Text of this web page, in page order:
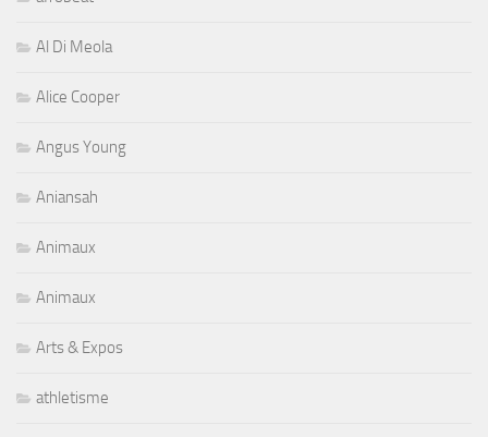
Al Di Meola
Alice Cooper
Angus Young
Aniansah
Animaux
Animaux
Arts & Expos
athletisme